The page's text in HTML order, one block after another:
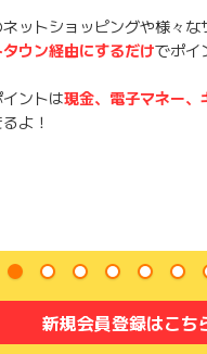
ットショッピングや様々な
ウン経由にするだけでポイ
ントは現金、電子マネー、
よ！
新規会員登録はこち